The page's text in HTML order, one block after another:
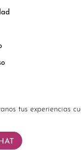
tus experiencias